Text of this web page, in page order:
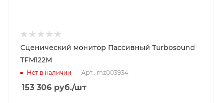
Сценический монитор Пассивный Turbosound
TFM122M
Нет в наличии Арт.: mz003934
153 306 руб./шт